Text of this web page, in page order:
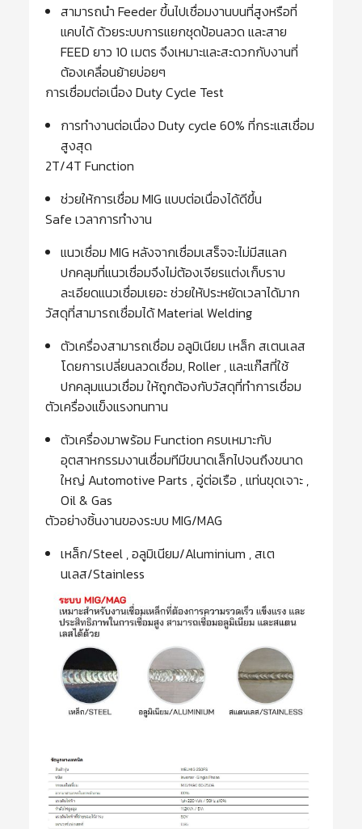
สามารถนำ Feeder ขึ้นไปเชื่อมงานบนที่สูงหรือที่
แคบได้ ด้วยระบบการแยกชุดป้อนลวด และสาย
FEED ยาว 10 เมตร จึงเหมาะและสะดวกกับงานที่
ต้องเคลื่อนย้ายบ่อยๆ
การเชื่อมต่อเนื่อง Duty Cycle Test
การทำงานต่อเนื่อง Duty cycle 60% ที่กระแสเชื่อม
สูงสุด
2T/4T Function
ช่วยให้การเชื่อม MIG แบบต่อเนื่องได้ดีขึ้น
Safe เวลาการทำงาน
แนวเชื่อม MIG หลังจากเชื่อมเสร็จจะไม่มีสแลก
ปกคลุมที่แนวเชื่อมจึงไม่ต้องเจียรแต่งเก็บราบ
ละเอียดแนวเชื่อมเยอะ ช่วยให้ประหยัดเวลาได้มาก
วัสดุที่สามารถเชื่อมได้ Material Welding
ตัวเครื่องสามารถเชื่อม อลูมิเนียม เหล็ก สเตนเลส
โดยการเปลี่ยนลวดเชื่อม, Roller , และแก๊สที่ใช้
ปกคลุมแนวเชื่อม ให้ถูกต้องกับวัสดุที่ทำการเชื่อม
ตัวเครื่องแข็งแรงทนทาน
ตัวเครื่องมาพร้อม Function ครบเหมาะกับ
อุตสาหกรรมงานเชื่อมทีมีขนาดเล็กไปจนถึงขนาด
ใหญ่ Automotive Parts , อู่ต่อเรือ , แท่นขุดเจาะ ,
Oil & Gas
ตัวอย่างชิ้นงานของระบบ MIG/MAG
เหล็ก/Steel , อลูมิเนียม/Aluminium , สเต
นเลส/Stainless